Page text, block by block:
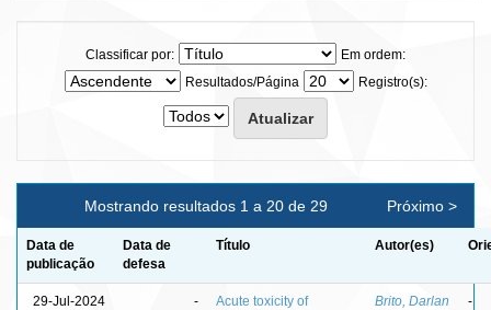
Classificar por:
Em ordem:
Resultados/Página
Registro(s):
Mostrando resultados 1 a 20 de 29 Próximo >
Data de
publicação
Data de
defesa
Título Autor(es)
29-Jul-2024 -
Acute toxicity of
Brito, Darlan
-